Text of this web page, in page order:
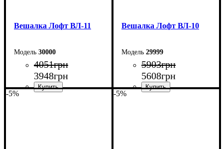
Вешалка Лофт ВЛ-11
30000
4051грн
3948грн
Вешалка Лофт ВЛ-10
29999
5903грн
5608грн
-5% -5%